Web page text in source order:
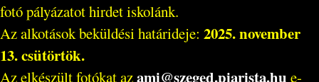
fotó pályázatot hirdet iskolánk.
Az alkotások beküldési határideje: 2025. november
13. csütörtök.
Az elkészült fotókat azami@szeged.piarista.hu e-